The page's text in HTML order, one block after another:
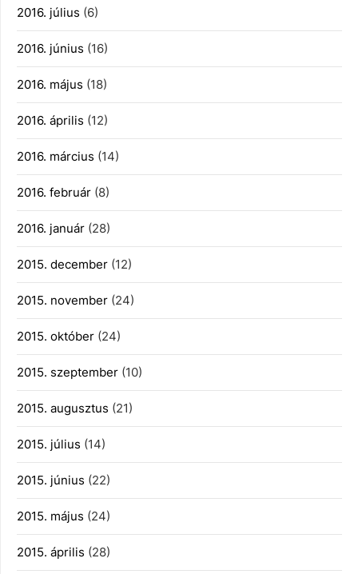
2016. július (6)
2016. június (16)
2016. május (18)
2016. április (12)
2016. március (14)
2016. február (8)
2016. január (28)
2015. december (12)
2015. november (24)
2015. október (24)
2015. szeptember (10)
2015. augusztus (21)
2015. július (14)
2015. június (22)
2015. május (24)
2015. április (28)